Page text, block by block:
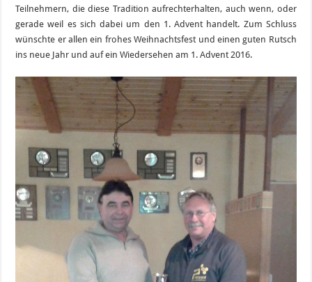
Teilnehmern, die diese Tradition aufrechterhalten, auch wenn, oder
gerade weil es sich dabei um den 1. Advent handelt. Zum Schluss
wünschte er allen ein frohes Weihnachtsfest und einen guten Rutsch
ins neue Jahr und auf ein Wiedersehen am 1. Advent 2016.